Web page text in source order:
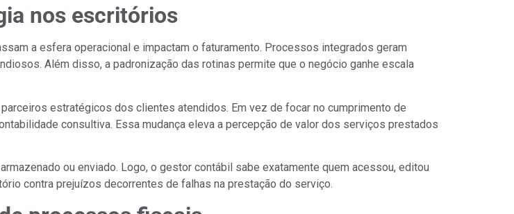
nos escritórios
a esfera operacional e impactam o faturamento. Processos integrados geram
Além disso, a padronização das rotinas permite que o negócio ganhe escala
estratégicos dos clientes atendidos. Em vez de focar no cumprimento de
consultiva. Essa mudança eleva a percepção de valor dos serviços prestados
ou enviado. Logo, o gestor contábil sabe exatamente quem acessou, editou
contra prejuízos decorrentes de falhas na prestação do serviço.